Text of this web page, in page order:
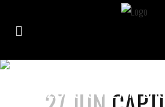
2023-06-27-A-LAS-